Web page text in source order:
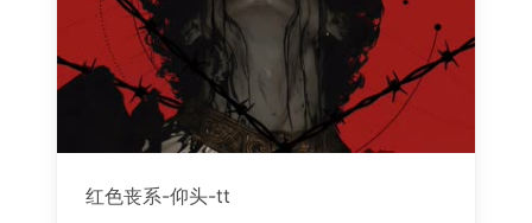
红色丧系-仰头-tt